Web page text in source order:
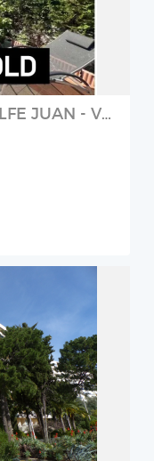
VENTE APPARTEMENT GOLFE JUAN - VUE MER